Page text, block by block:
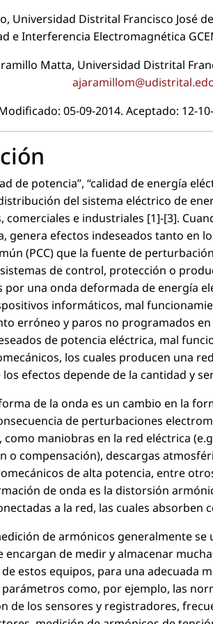
Universidad Distrital Francisco José
e Interferencia Electromagnética
Matta, Universidad Distrital
05-09-2014. Aceptado: 12-
de potencia”, “calidad de energía
del sistema eléctrico de
comerciales e industriales [1]-[3].
genera efectos indeseados tanto en
(PCC) que la fuente de
de control, protección o
por una onda deformada de energía
informáticos, mal
erróneo y paros no programados
de potencia eléctrica, mal
los cuales producen una
efectos depende de la cantidad y
de la onda es un cambio en la
de perturbaciones
como maniobras en la red eléctrica
o compensación), descargas
de alta potencia, entre
de onda es la distorsión
a la red, las cuales
de armónicos generalmente se
encargan de medir y almacenar
estos equipos, para una adecuada
como, por ejemplo, las
de los sensores y registradores,